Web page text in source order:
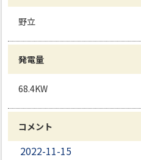
野立
発電量
68.4KW
コメント
2022-11-15